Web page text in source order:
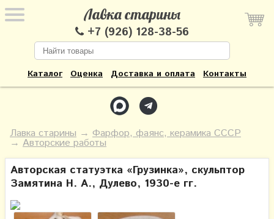
Лавка старины
+7 (926) 128-38-56
Каталог Оценка Доставка и оплата Контакты
Лавка старины → Фарфор, фаянс, керамика СССР
→ Авторские работы
Авторская статуэтка «Грузинка», скульптор
Замятина Н. А., Дулево, 1930-е гг.